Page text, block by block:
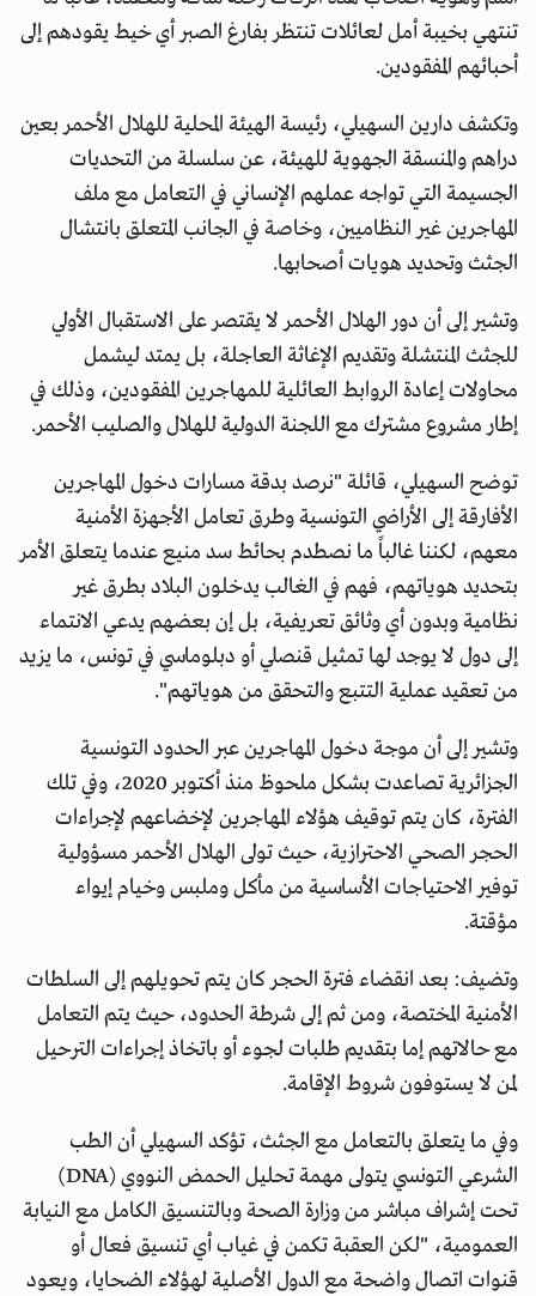
تنتهي بخيبة أمل لعائلات تنتظر بفارغ الصبر أي خيط يقودهم إلى
أحبائهم المفقودين.
وتكشف دارين السهيلي، رئيسة الهيئة المحلية للهلال الأحمر بعين
دراهم والمنسقة الجهوية للهيئة، عن سلسلة من التحديات
الجسيمة التي تواجه عملهم الإنساني في التعامل مع ملف
المهاجرين غير النظاميين، وخاصة في الجانب المتعلق بانتشال
الجثث وتحديد هويات أصحابها.
وتشير إلى أن دور الهلال الأحمر لا يقتصر على الاستقبال الأولي
للجثث المنتشلة وتقديم الإغاثة العاجلة، بل يمتد ليشمل
محاولات إعادة الروابط العائلية للمهاجرين المفقودين، وذلك في
إطار مشروع مشترك مع اللجنة الدولية للهلال والصليب الأحمر.
توضح السهيلي، قائلة "نرصد بدقة مسارات دخول المهاجرين
الأفارقة إلى الأراضي التونسية وطرق تعامل الأجهزة الأمنية
معهم، لكننا غالباً ما نصطدم بحائط سد منيع عندما يتعلق الأمر
بتحديد هوياتهم، فهم في الغالب يدخلون البلاد بطرق غير
نظامية وبدون أي وثائق تعريفية، بل إن بعضهم يدعي الانتماء
إلى دول لا يوجد لها تمثيل قنصلي أو دبلوماسي في تونس، ما يزيد
من تعقيد عملية التتبع والتحقق من هوياتهم".
وتشير إلى أن موجة دخول المهاجرين عبر الحدود التونسية
الجزائرية تصاعدت بشكل ملحوظ منذ أكتوبر 2020، وفي تلك
الفترة، كان يتم توقيف هؤلاء المهاجرين لإخضاعهم لإجراءات
الحجر الصحي الاحترازية، حيث تولى الهلال الأحمر مسؤولية
توفير الاحتياجات الأساسية من مأكل وملبس وخيام إيواء
مؤقتة.
وتضيف: بعد انقضاء فترة الحجر كان يتم تحويلهم إلى السلطات
الأمنية المختصة، ومن ثم إلى شرطة الحدود، حيث يتم التعامل
مع حالاتهم إما بتقديم طلبات لجوء أو باتخاذ إجراءات الترحيل
لمن لا يستوفون شروط الإقامة.
وفي ما يتعلق بالتعامل مع الجثث، تؤكد السهيلي أن الطب
الشرعي التونسي يتولى مهمة تحليل الحمض النووي (DNA)
تحت إشراف مباشر من وزارة الصحة وبالتنسيق الكامل مع النيابة
العمومية، "لكن العقبة تكمن في غياب أي تنسيق فعال أو
قنوات اتصال واضحة مع الدول الأصلية لهؤلاء الضحايا، ويعود